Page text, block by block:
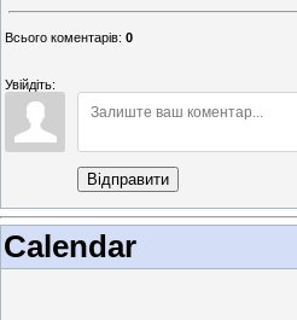
Всього коментарів: 0
Увійдіть:
Відправити
Calendar